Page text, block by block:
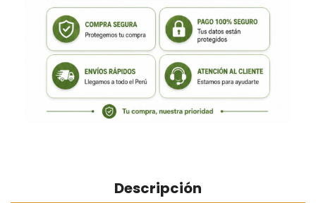
Descripción